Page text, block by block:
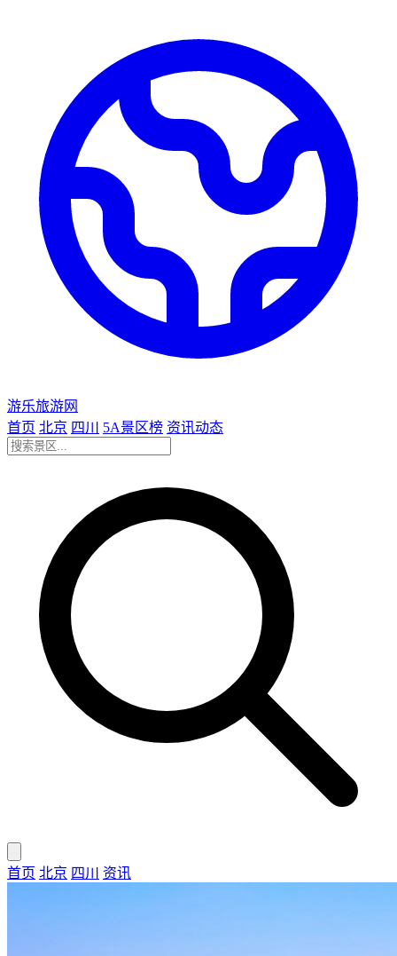
游乐旅游网
首页 北京 四川 5A景区榜 资讯动态
首页 北京 四川 资讯